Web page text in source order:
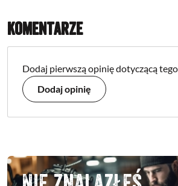
Komentarze
Dodaj pierwszą opinię dotyczącą
Dodaj opinię